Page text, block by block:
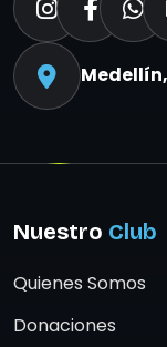
Nuestro Club
Quienes Somos
Donaciones